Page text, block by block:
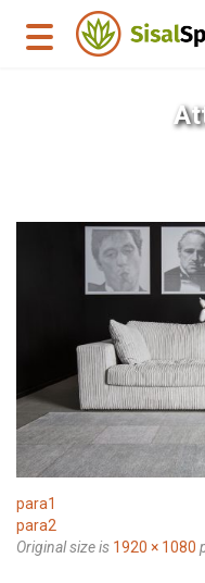
para1
para2
Original size is 1920 × 1080